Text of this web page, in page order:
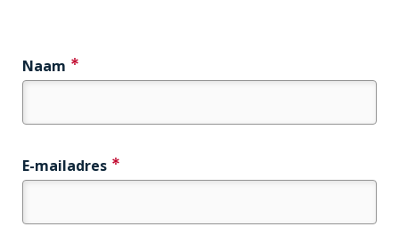
Naam
E-
E-mailadres